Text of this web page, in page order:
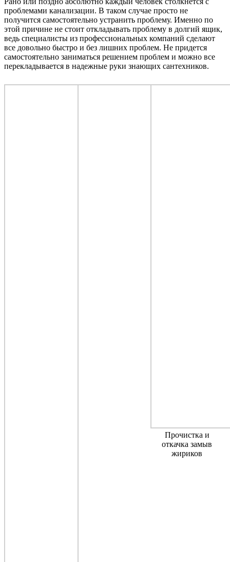
проблемами канализации. В таком случае просто не
получится самостоятельно устранить проблему. Именно по
этой причине не стоит откладывать проблему в долгий ящик,
ведь специалисты из профессиональных компаний сделают
все довольно быстро и без лишних проблем. Не придется
самостоятельно заниматься решением проблем и можно все
перекладывается в надежные руки знающих сантехников.
Прочистка и
откачка замыв
жириков